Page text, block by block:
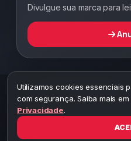
Divulgue sua marca para
2026 ©Abordagem Notícias—
A cópia total ou parcial desta
Toda reprodução deste
Utilizamos cookies essenciais
com segurança. Saiba mais em
Privacidade.